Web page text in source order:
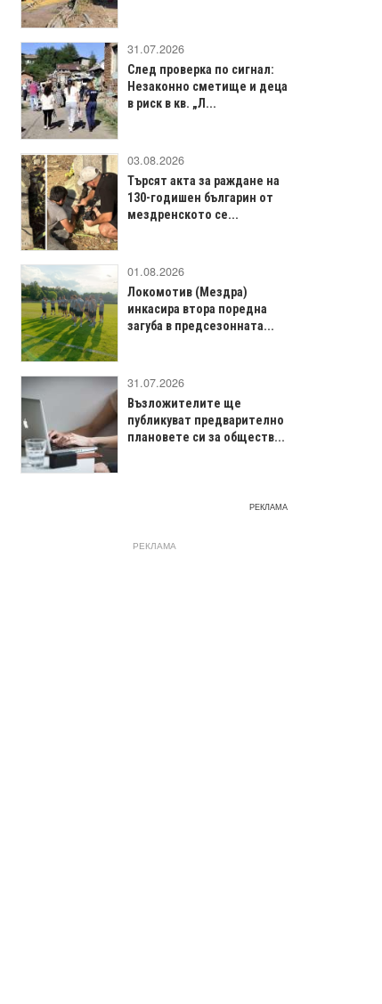
31.07.2026
След проверка по сигнал:
Незаконно сметище и деца
в риск в кв. „Л...
03.08.2026
Търсят акта за раждане на
130-годишен българин от
мездренското се...
01.08.2026
Локомотив (Мездра)
инкасира втора поредна
загуба в предсезонната...
31.07.2026
Възложителите ще
публикуват предварително
плановете си за обществ...
РЕКЛАМА
РЕКЛАМА